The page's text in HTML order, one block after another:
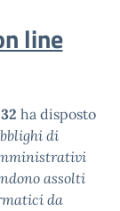
line
ha disposto
di
assolti
da